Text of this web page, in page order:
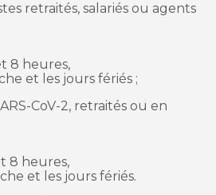
retraités, salariés ou agents
8 heures,
et les jours fériés ;
CoV-2, retraités ou en
8 heures,
et les jours fériés.